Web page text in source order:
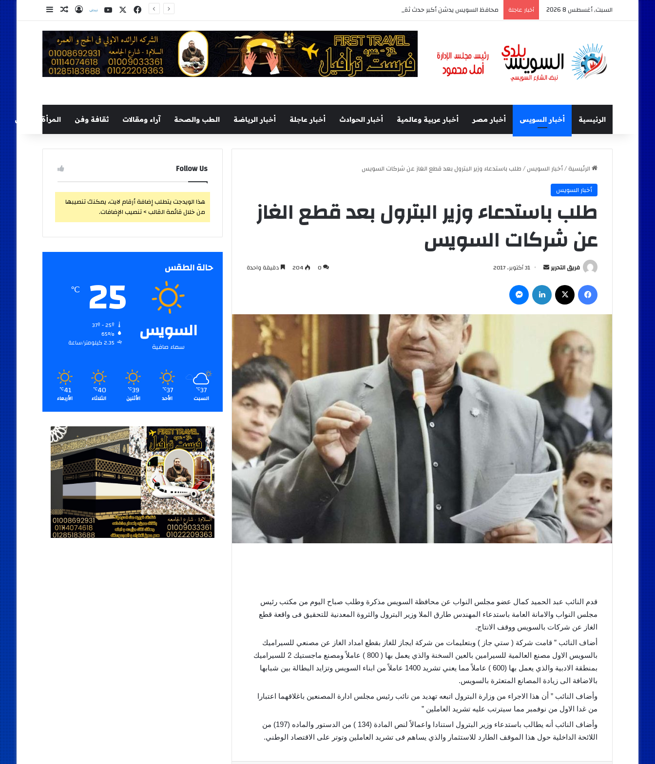
السبت, أغسطس 8 2026 أخبار عاجلة محافظ السويس يدشن أكبر حدث ثقافى بالمحافظة بمشاركة 37 دار نشر مصرية فيسبوك
‫X
‫YouTube
نلضتسجيل الدخول
مقال عشوائي
إضافة عمود
الرئيسية أخبار السويس أخبار مصر أخبار عربية وعالمية أخبار الحوادث أخبار عاجلة أخبار الرياضة الطب والصحة آراء ومقالات ثقافة وفن المرأة والطفل
الرئيسية/أخبار السويس/طلب باستدعاء وزير البترول بعد قطع الغاز عن شركات السويس
أخبار السويس
طلب باستدعاء وزير البترول بعد قطع الغاز
عن شركات السويس
فريق التحرير
أرسل
إلكترونيا
31 أكتوبر، 2017 0
204 دقيقة واحدة
فيسبوك لينكدإن
قدم النائب عبد الحميد كمال عضو مجلس النواب عن محافظة السويس مذكرة وطلب صباح اليوم من مكتب رئيس
مجلس النواب والامانة العامة باستدعاء المهندس طارق الملا وزير البترول والثروة المعدنية للتحقيق فى واقعة قطع
الغاز عن شركات بالسويس ووقف الانتاج.
أضاف النائب ” قامت شركة ( ستي جاز ) وبتعليمات من شركة ايجاز للغاز بقطع امداد الغاز عن مصنعي للسيراميك
بالسويس الاول مصنع العالمية للسيرامين بالعين السخنة والذي يعمل بها ( 800 ) عاملاً ومصنع ماجستيك 2 للسيراميك
بمنطقة الادبية والذي يعمل بها (600 ) عاملاً مما يعني تشريد 1400 عاملاً من ابناء السويس وتزايد البطالة بين شبابها
بالاضافة الى زيادة المصانع المتعثرة بالسويس.
وأضاف النائب ” أن هذا الاجراء من وزارة البترول اتبعه تهديد من نائب رئيس مجلس ادارة المصنعين باغلاقهما اعتبارا
من غدا الاول من نوفمبر مما سيترتب عليه تشريد العاملين ”
وأضاف النائب أنه يطالب باستدعاء وزير البترول استنادا واعمالاً لنص المادة (134 ) من الدستور والماده (197) من
اللائحة الداخلية حول هذا الموقف الطارد للاستثمار والذي يساهم فى تشريد العاملين وتوتر على الاقتصاد الوطني.
Follow Us
هذا الويدجت يتطلب إضافة أرقام لايت، يمكنك تنصيبها
من خلال قائمة القالب > تنصيب الإضافات.
حالة الطقس
السويس
سماء صافية
25
℃
65%
2.35 كيلومتر/ساعة
37
℃
السبت
37
℃
الأحد
39
℃
الأثنين
40
℃
الثلاثاء
41
℃
الأربعاء